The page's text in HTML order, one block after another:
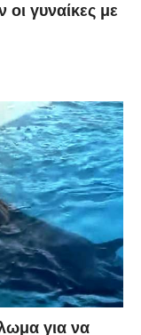
γυναίκες με
για να